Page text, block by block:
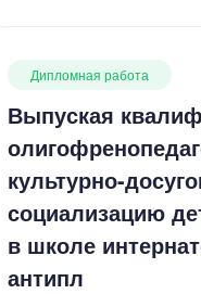
Дипломная работа
Выпуская
культурно-
социализацию
в школе
антипл